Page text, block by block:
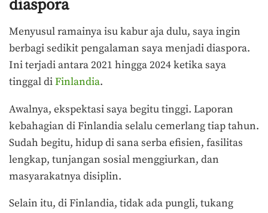
diaspora
Menyusul ramainya isu kabur aja dulu, saya ingin
berbagi sedikit pengalaman saya menjadi diaspora.
Ini terjadi antara 2021 hingga 2024 ketika saya
tinggal diFinlandia.
Awalnya, ekspektasi saya begitu tinggi. Laporan
kebahagian di Finlandia selalu cemerlang tiap tahun.
Sudah begitu, hidup di sana serba efisien, fasilitas
lengkap, tunjangan sosial menggiurkan, dan
masyarakatnya disiplin.
Selain itu, di Finlandia, tidak ada pungli, tukang